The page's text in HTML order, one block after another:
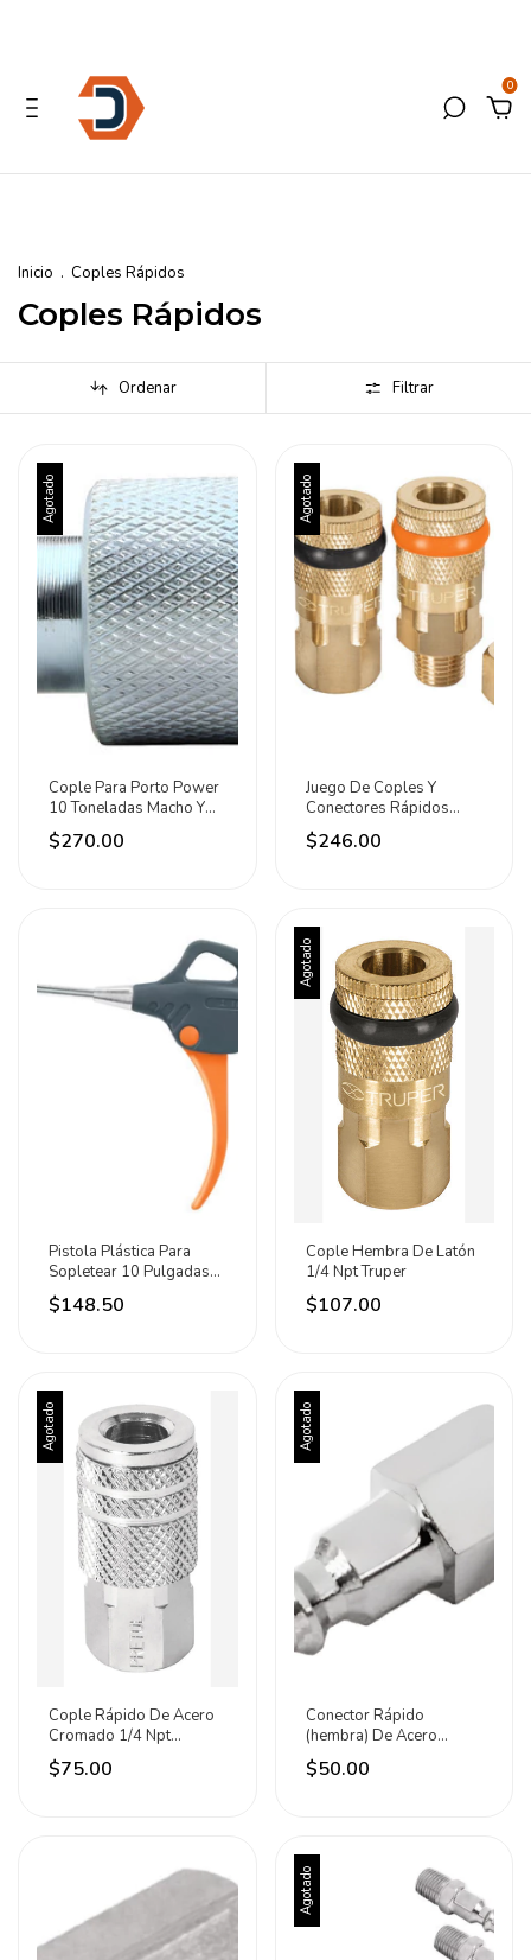
0
Inicio . Coples Rápidos
Coples Rápidos
Ordenar Filtrar
Agotado
Cople Para Porto Power
10 Toneladas Macho Y
Hembra Mikels
$270.00
Agotado
Juego De Coples Y
Conectores Rápidos
Latón 6 Piezas Truper
$246.00
Pistola Plástica Para
Sopletear 10 Pulgadas
1/4 Npt Truper
$148.50
Agotado
Cople Hembra De Latón
1/4 Npt Truper
$107.00
Agotado
Cople Rápido De Acero
Cromado 1/4 Npt
Hembra Pretul
$75.00
Agotado
Conector Rápido
(hembra) De Acero
Cromado 1/4 Npt
Maxtool
$50.00
Agotado